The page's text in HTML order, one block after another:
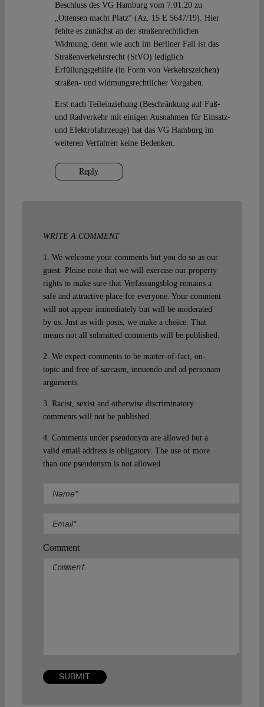
Reply
Beschluss des VG Hamburg vom 7.01.20 zu
„Ottensen macht Platz“ (Az. 15 E 5647/19). Hier
fehlte es zunächst an der straßenrechtlichen
Widmung, denn wie auch im Berliner Fall ist das
Straßenverkehrsrecht (StVO) lediglich
Erfüllungsgehilfe (in Form von Verkehrszeichen)
straßen- und widmungsrechtlicher Vorgaben.
Erst nach Teileinziehung (Beschränkung auf Fuß-
und Radverkehr mit einigen Ausnahmen für Einsatz-
und Elektrofahrzeuge) hat das VG Hamburg im
weiteren Verfahren keine Bedenken.
WRITE A COMMENT
1. We welcome your comments but you do so as our
guest. Please note that we will exercise our property
rights to make sure that Verfassungsblog remains a
safe and attractive place for everyone. Your comment
will not appear immediately but will be moderated
by us. Just as with posts, we make a choice. That
means not all submitted comments will be published.
2. We expect comments to be matter-of-fact, on-
topic and free of sarcasm, innuendo and ad personam
arguments.
3. Racist, sexist and otherwise discriminatory
comments will not be published.
4. Comments under pseudonym are allowed but a
valid email address is obligatory. The use of more
than one pseudonym is not allowed.
Comment